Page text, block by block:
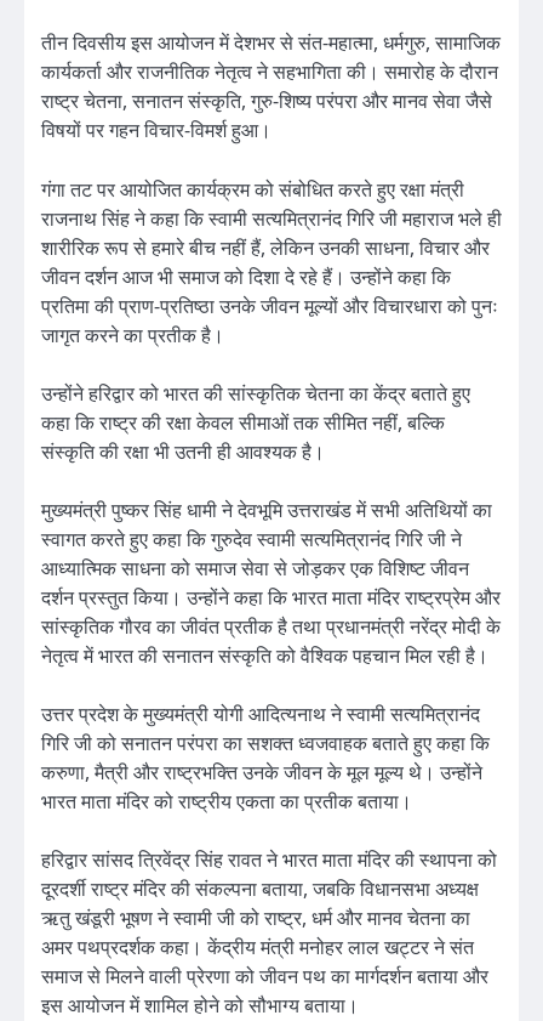
तीन दिवसीय इस आयोजन में देशभर से संत-महात्मा, धर्मगुरु, सामाजिक
कार्यकर्ता और राजनीतिक नेतृत्व ने सहभागिता की। समारोह के दौरान
राष्ट्र चेतना, सनातन संस्कृति, गुरु-शिष्य परंपरा और मानव सेवा जैसे
विषयों पर गहन विचार-विमर्श हुआ।
गंगा तट पर आयोजित कार्यक्रम को संबोधित करते हुए रक्षा मंत्री
राजनाथ सिंह ने कहा कि स्वामी सत्यमित्रानंद गिरि जी महाराज भले ही
शारीरिक रूप से हमारे बीच नहीं हैं, लेकिन उनकी साधना, विचार और
जीवन दर्शन आज भी समाज को दिशा दे रहे हैं। उन्होंने कहा कि
प्रतिमा की प्राण-प्रतिष्ठा उनके जीवन मूल्यों और विचारधारा को पुनः
जागृत करने का प्रतीक है।
उन्होंने हरिद्वार को भारत की सांस्कृतिक चेतना का केंद्र बताते हुए
कहा कि राष्ट्र की रक्षा केवल सीमाओं तक सीमित नहीं, बल्कि
संस्कृति की रक्षा भी उतनी ही आवश्यक है।
मुख्यमंत्री पुष्कर सिंह धामी ने देवभूमि उत्तराखंड में सभी अतिथियों का
स्वागत करते हुए कहा कि गुरुदेव स्वामी सत्यमित्रानंद गिरि जी ने
आध्यात्मिक साधना को समाज सेवा से जोड़कर एक विशिष्ट जीवन
दर्शन प्रस्तुत किया। उन्होंने कहा कि भारत माता मंदिर राष्ट्रप्रेम और
सांस्कृतिक गौरव का जीवंत प्रतीक है तथा प्रधानमंत्री नरेंद्र मोदी के
नेतृत्व में भारत की सनातन संस्कृति को वैश्विक पहचान मिल रही है।
उत्तर प्रदेश के मुख्यमंत्री योगी आदित्यनाथ ने स्वामी सत्यमित्रानंद
गिरि जी को सनातन परंपरा का सशक्त ध्वजवाहक बताते हुए कहा कि
करुणा, मैत्री और राष्ट्रभक्ति उनके जीवन के मूल मूल्य थे। उन्होंने
भारत माता मंदिर को राष्ट्रीय एकता का प्रतीक बताया।
हरिद्वार सांसद त्रिवेंद्र सिंह रावत ने भारत माता मंदिर की स्थापना को
दूरदर्शी राष्ट्र मंदिर की संकल्पना बताया, जबकि विधानसभा अध्यक्ष
ऋतु खंडूरी भूषण ने स्वामी जी को राष्ट्र, धर्म और मानव चेतना का
अमर पथप्रदर्शक कहा। केंद्रीय मंत्री मनोहर लाल खट्टर ने संत
समाज से मिलने वाली प्रेरणा को जीवन पथ का मार्गदर्शन बताया और
इस आयोजन में शामिल होने को सौभाग्य बताया।